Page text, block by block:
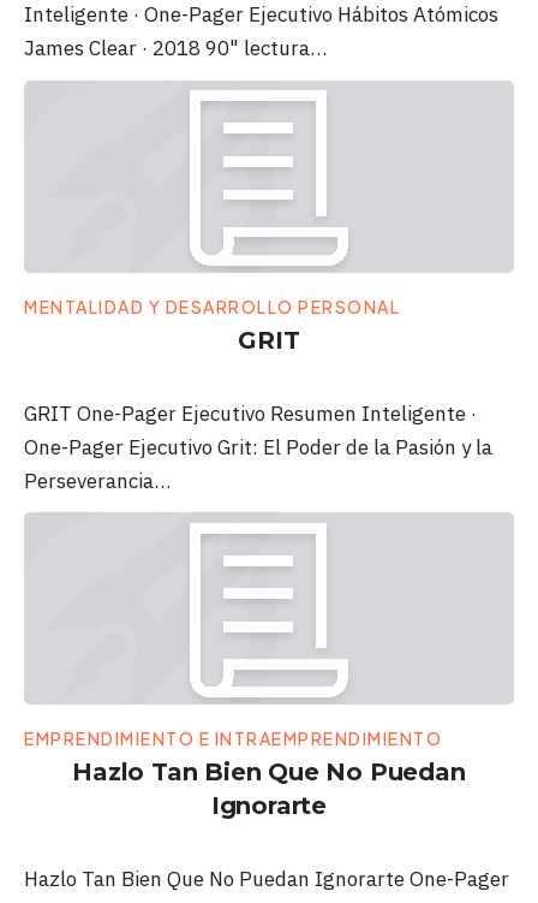
Inteligente · One-Pager Ejecutivo Hábitos Atómicos
James Clear · 2018 90" lectura…
MENTALIDAD Y DESARROLLO PERSONAL
GRIT
GRIT One-Pager Ejecutivo Resumen Inteligente ·
One-Pager Ejecutivo Grit: El Poder de la Pasión y la
Perseverancia…
EMPRENDIMIENTO E INTRAEMPRENDIMIENTO
Hazlo Tan Bien Que No Puedan
Ignorarte
Hazlo Tan Bien Que No Puedan Ignorarte One-Pager